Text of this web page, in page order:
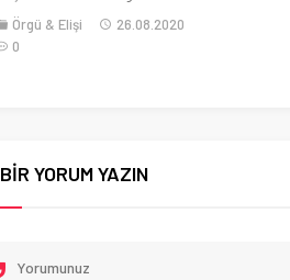
Örgü & Elişi
04.08.2020
0
BİR YORUM YAZIN